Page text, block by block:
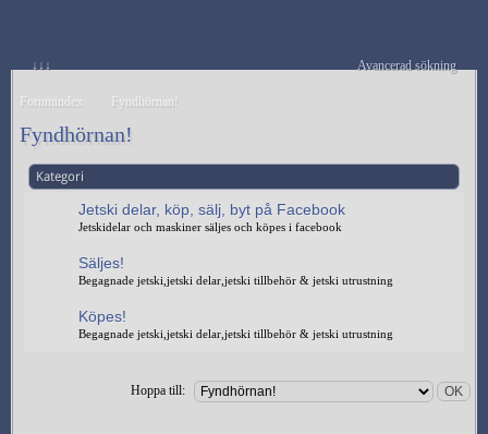
↓↓↓ Avancerad sökning
Forumindex Fyndhörnan!
Fyndhörnan!
Kategori
Jetski delar, köp, sälj, byt på Facebook
Jetskidelar och maskiner säljes och köpes i facebook
Säljes!
Begagnade jetski,jetski delar,jetski tillbehör & jetski utrustning
Köpes!
Begagnade jetski,jetski delar,jetski tillbehör & jetski utrustning
Hoppa till: